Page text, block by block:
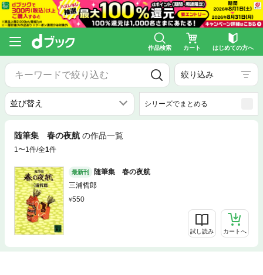
作品検索 カート はじめての方へ
絞り込み
シリーズでまとめる
随筆集 春の夜航 の作品一覧
1〜1件/全1件
最新刊
随筆集 春の夜航
三浦哲郎
550
試し読み カートへ